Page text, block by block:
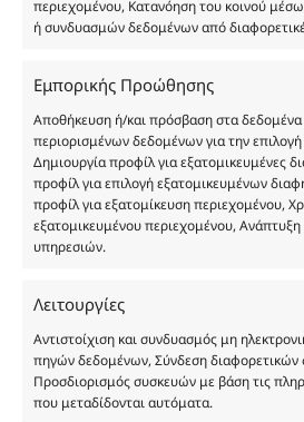
περιεχομένου, Κατανόηση του κοινού
ή συνδυασμών δεδομένων από
Εμπορικής Προώθησης
Αποθήκευση ή/και πρόσβαση στα
περιορισμένων δεδομένων για την
Δημιουργία προφίλ για εξατομικευμένες
προφίλ για επιλογή εξατομικευμένων
προφίλ για εξατομίκευση περιεχομένου,
εξατομικευμένου περιεχομένου, Ανάπτυξη
υπηρεσιών.
Λειτουργίες
Αντιστοίχιση και συνδυασμός μη
πηγών δεδομένων, Σύνδεση διαφορετικών
Προσδιορισμός συσκευών με βάση τις
που μεταδίδονται αυτόματα.
κατοχυρωμένη εμπορικά
Δημιουργών-Οίκων. Οι εικόνες
Με επιφύλαξη κάθε νόμιμου
Eau de parfum
Αγίου Κωνσταντίνου 76
Τηλ. 2314 016010
ΑΦΜ 803285309
ΓΕΜΗ 193802504000